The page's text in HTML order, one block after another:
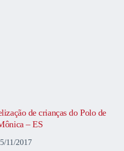
de crianças do Polo de
– ES
11/2017